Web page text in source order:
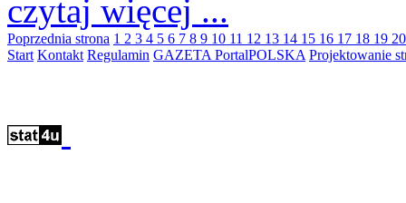
czytaj więcej ...
Poprzednia strona 1 2 3 4 5 6 7 8 9 10 11 12 13 14 15 16 17 18 19
Start Kontakt Regulamin GAZETA PortalPOLSKA Projektowanie